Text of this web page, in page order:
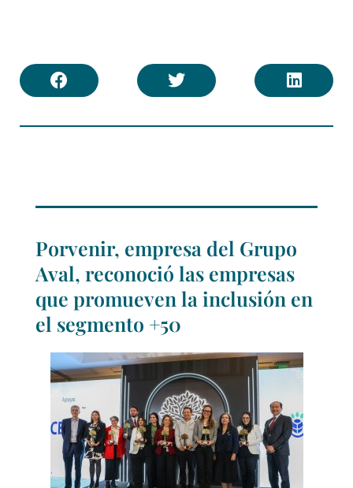
Porvenir, empresa del Grupo
Aval, reconoció las empresas
que promueven la inclusión en
el segmento +50